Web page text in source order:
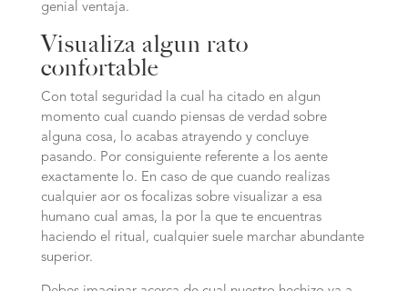
genial ventaja.
Visualiza algun rato
confortable
Con total seguridad la cual ha citado en algun
momento cual cuando piensas de verdad sobre
alguna cosa, lo acabas atrayendo y concluye
pasando. Por consiguiente referente a los aente
exactamente lo. En caso de que cuando realizas
cualquier aor os focalizas sobre visualizar a esa
humano cual amas, la por la que te encuentras
haciendo el ritual, cualquier suele marchar abundante
superior.